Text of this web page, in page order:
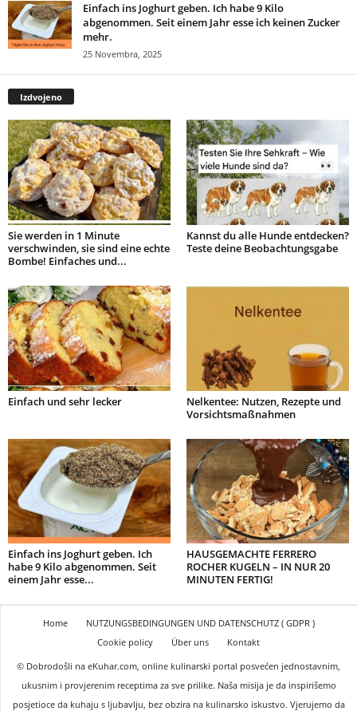
Einfach ins Joghurt geben. Ich habe 9 Kilo
abgenommen. Seit einem Jahr esse ich keinen Zucker
mehr.
25 Novembra, 2025
Izdvojeno
Sie werden in 1 Minute
verschwinden, sie sind eine echte
Bombe! Einfaches und...
Kannst du alle Hunde entdecken?
Teste deine Beobachtungsgabe
Einfach und sehr lecker
Nelkentee: Nutzen, Rezepte und
Vorsichtsmaßnahmen
Einfach ins Joghurt geben. Ich
habe 9 Kilo abgenommen. Seit
einem Jahr esse...
HAUSGEMACHTE FERRERO
ROCHER KUGELN – IN NUR 20
MINUTEN FERTIG!
Home
NUTZUNGSBEDINGUNGEN UND DATENSCHUTZ ( GDPR )
Cookie policy
Über uns
Kontakt
© Dobrodošli na eKuhar.com, online kulinarski portal posvećen jednostavnim,
ukusnim i provjerenim receptima za sve prilike. Naša misija je da inspirišemo
posjetioce da kuhaju s ljubavlju, bez obzira na kulinarsko iskustvo. Vjerujemo da